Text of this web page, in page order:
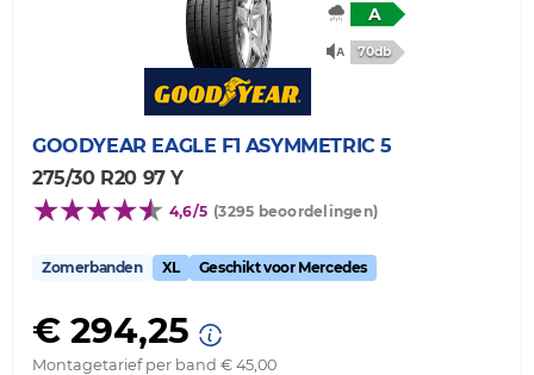
A
70db
GOODYEAR EAGLE F1 ASYMMETRIC 5
275/30 R20 97 Y
4,6/5 (3295 beoordelingen)
Zomerbanden XL Geschikt voor Mercedes
€ 294,25
Montagetarief per band € 45,00